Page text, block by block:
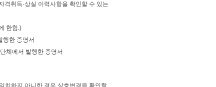
격취득·상실 이력사항을 확인할 수 있는
한함.)
행한 증명서
체에서 발행한 증명서
치하지 아니한 경우 상호변경을 확인할